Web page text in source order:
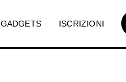
GADGETS ISCRIZIONI